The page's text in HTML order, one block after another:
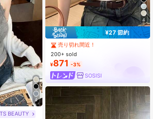
4
BEAUTY
4
¥27 節約
#5 ベストセラー
に 新しい 女性用タンクトップ&キャミス
売り切れ間近！
#5 ベストセラー
売り切れ間近！
#5 ベストセラー
売り切れ間近！
#5 ベストセラー
売り切れ間近！
200+ sold
¥871 -3%
SOSISI